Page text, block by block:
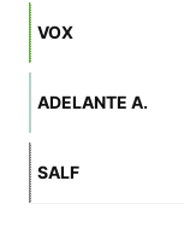
VOX
ADELANTE A.
SALF